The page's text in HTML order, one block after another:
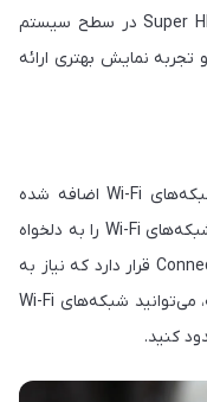
باشند، بسیار مفید است. غیرفعال کردن Super HDR در سطح سیستم
نمایش بهتری ارائه
در One UI 7، گزینه‌ای برای فیلتر کردن شبکه‌های Wi-Fi اضافه شده
است که به کاربران این امکان را می‌دهد تا شبکه‌های Wi-Fi را به دلخواه
فیلتر کنند. این گزینه در منوی Connectivity Labs قرار دارد که نیاز به
فعال‌سازی دارد. پس از فعال‌سازی این گزینه، می‌توانید شبکه‌های Wi-Fi
کنید.